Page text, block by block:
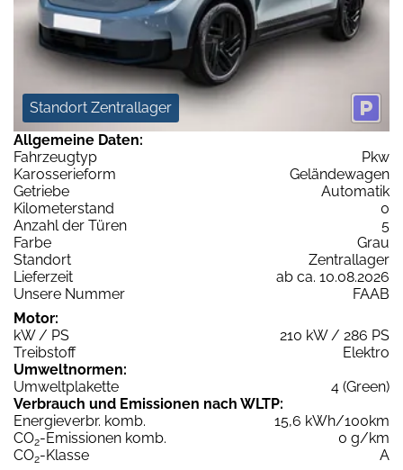
Standort Zentrallager
Allgemeine Daten:
Fahrzeugtyp
Pkw
Karosserieform
Geländewagen
Getriebe
Automatik
Kilometerstand
0
Anzahl der Türen
5
Farbe
Grau
Standort
Zentrallager
Lieferzeit
ab ca. 10.08.2026
Unsere Nummer
FAAB
Motor:
kW / PS
210 kW / 286 PS
Treibstoff
Elektro
Umweltnormen:
Umweltplakette
4 (Green)
Verbrauch und Emissionen nach WLTP:
Energieverbr. komb.
15,6 kWh/100km
CO2-Emissionen komb.
0 g/km
CO2-Klasse
A